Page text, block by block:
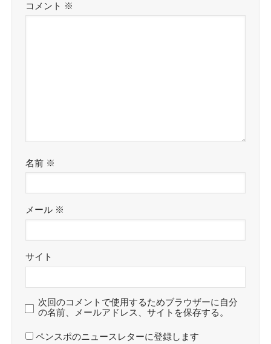
コメント ※
名前 ※
メール ※
サイト
次回のコメントで使用するためブラウザーに自分
の名前、メールアドレス、サイトを保存する。
ペンスポのニュースレターに登録します